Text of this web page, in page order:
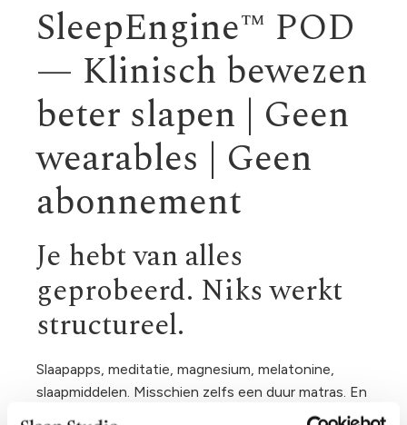
SleepEngine™ POD
— Klinisch bewezen
beter slapen | Geen
wearables | Geen
abonnement
Je hebt van alles
geprobeerd. Niks werkt
structureel.
Slaapapps, meditatie, magnesium, melatonine,
slaapmiddelen. Misschien zelfs een duur matras. En
toch lig je ’s avonds te malen. Word je om 3 uur